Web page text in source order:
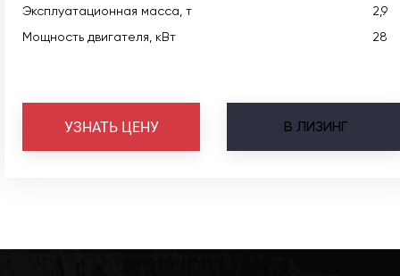
Эксплуатационная масса, т
2,9
Мощность двигателя, кВт
28
В ЛИЗИНГ
УЗНАТЬ ЦЕНУ